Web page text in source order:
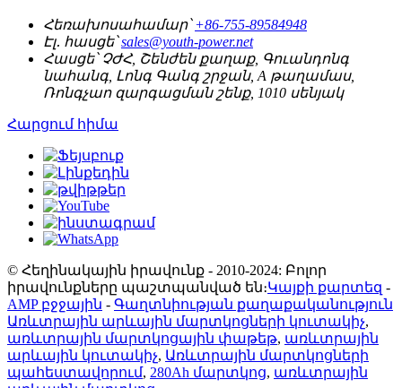
Հեռախոսահամար՝ +86-755-89584948
Էլ․ հասցե՝ sales@youth-power.net
Հասցե՝ ՉԺՀ, Շենժեն քաղաք, Գուանդոնգ
նահանգ, Լոնգ Գանգ շրջան, A թաղամաս,
Ռոնգչաո զարգացման շենք, 1010 սենյակ
Հարցում հիմա
© Հեղինակային իրավունք - 2010-2024: Բոլոր
իրավունքները պաշտպանված են։Կայքի քարտեզ -
AMP բջջային - Գաղտնիության քաղաքականություն
Առևտրային արևային մարտկոցների կուտակիչ,
առևտրային մարտկոցային փաթեթ, առևտրային
արևային կուտակիչ, Առևտրային մարտկոցների
պահեստավորում, 280Ah մարտկոց, առևտրային